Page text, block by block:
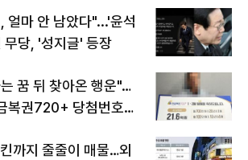
얼마 안 남았다"...'윤석
무당, '성지글' 등장
꿈 뒤 찾아온 행운"…
복권720+ 당첨번호조
까지 줄줄이 매물…외